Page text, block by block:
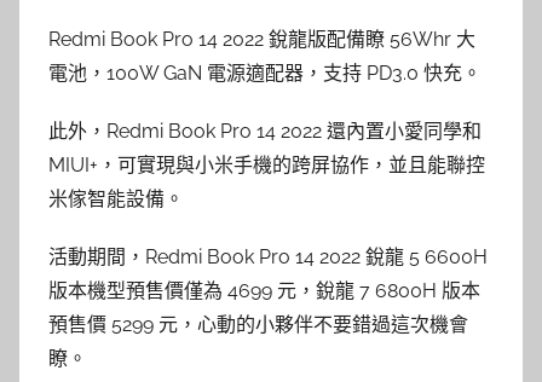
Redmi Book Pro 14 2022 銳龍版配備瞭 56Whr 大
電池，100W GaN 電源適配器，支持 PD3.0 快充。
此外，Redmi Book Pro 14 2022 還內置小愛同學和
MIUI+，可實現與小米手機的跨屏協作，並且能聯控
米傢智能設備。
活動期間，Redmi Book Pro 14 2022 銳龍 5 6600H
版本機型預售價僅為 4699 元，銳龍 7 6800H 版本
預售價 5299 元，心動的小夥伴不要錯過這次機會
瞭。